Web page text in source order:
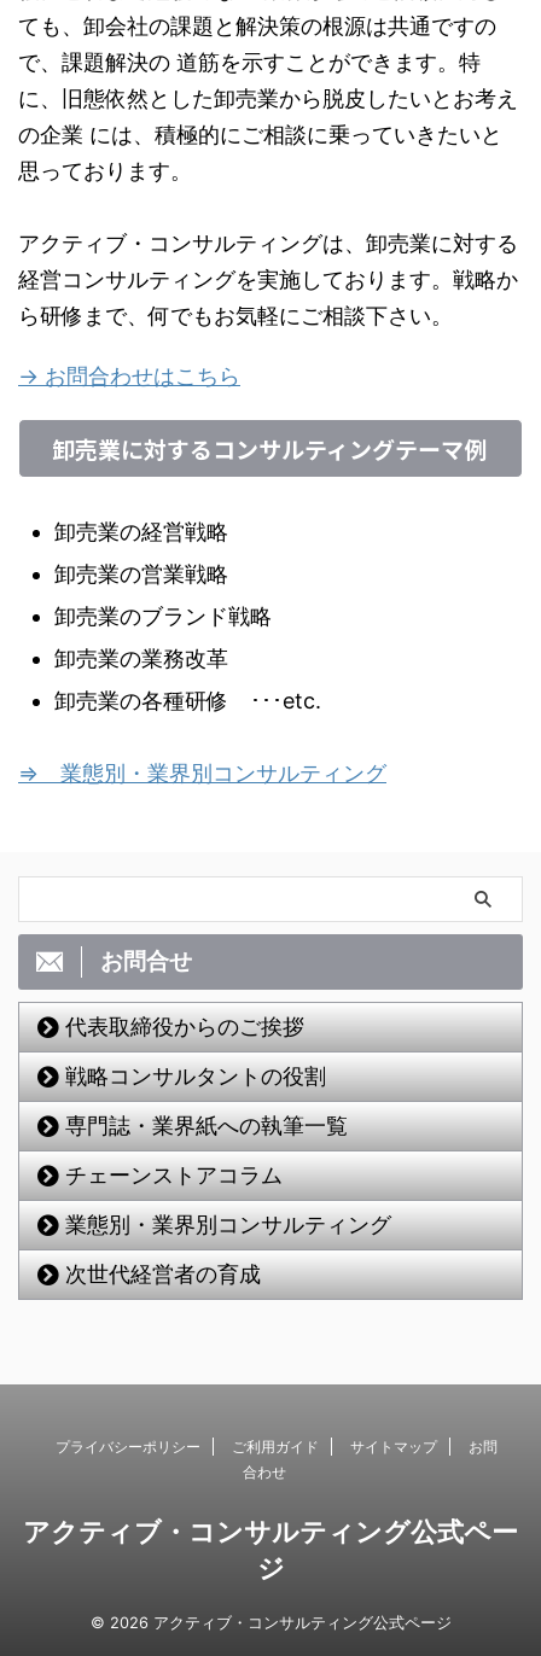
ても、卸会社の課題と解決策の根源は共通ですの
で、課題解決の 道筋を示すことができます。特
に、旧態依然とした卸売業から脱皮したいとお考え
の企業 には、積極的にご相談に乗っていきたいと
思っております。
アクティブ・コンサルティングは、卸売業に対する
経営コンサルティングを実施しております。戦略か
ら研修まで、何でもお気軽にご相談下さい。
→ お問合わせはこちら
卸売業に対するコンサルティングテーマ例
卸売業の経営戦略
卸売業の営業戦略
卸売業のブランド戦略
卸売業の業務改革
卸売業の各種研修 ･･･etc.
⇒ 業態別・業界別コンサルティング
お問合せ
代表取締役からのご挨拶
戦略コンサルタントの役割
専門誌・業界紙への執筆一覧
チェーンストアコラム
業態別・業界別コンサルティング
次世代経営者の育成
プライバシーポリシー ご利用ガイド サイトマップ
お問
合わせ
アクティブ・コンサルティング公式ペー
ジ
© 2026 アクティブ・コンサルティング公式ページ